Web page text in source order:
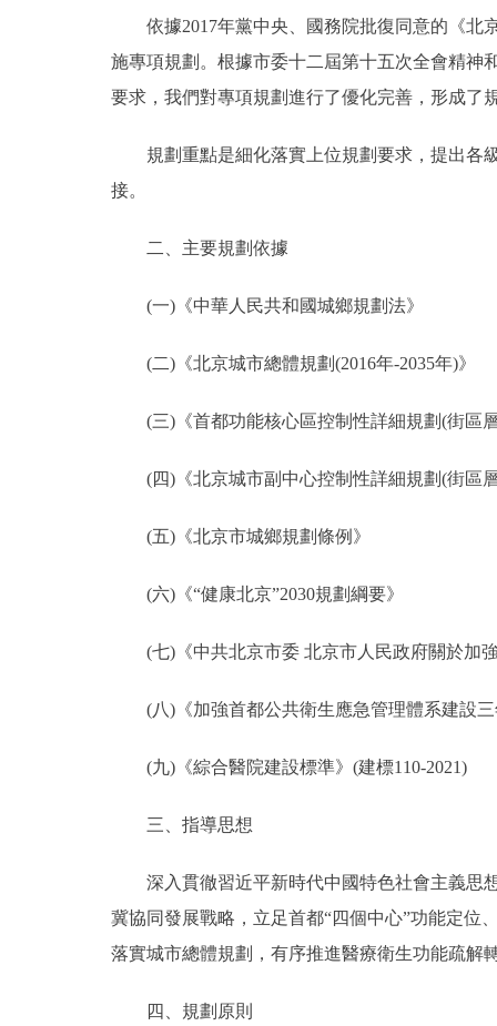
依據2017年黨中央、國務院批復同意的《北京
施專項規劃。根據市委十二屆第十五次全會精神
要求，我們對專項規劃進行了優化完善，形成了
規劃重點是細化落實上位規劃要求，提出各級
接。
二、主要規劃依據
(一)《中華人民共和國城鄉規劃法》
(二)《北京城市總體規劃(2016年-2035年)》
(三)《首都功能核心區控制性詳細規劃(街區層
(四)《北京城市副中心控制性詳細規劃(街區層
(五)《北京市城鄉規劃條例》
(六)《“健康北京”2030規劃綱要》
(七)《中共北京市委 北京市人民政府關於加
(八)《加強首都公共衛生應急管理體系建設三
(九)《綜合醫院建設標準》(建標110-2021)
三、指導思想
深入貫徹習近平新時代中國特色社會主義思想
冀協同發展戰略，立足首都“四個中心”功能定位
落實城市總體規劃，有序推進醫療衛生功能疏解
四、規劃原則